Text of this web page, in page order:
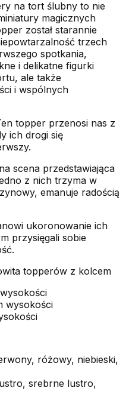
na tort ślubny to nie
magicznych
został starannie
trzech
spotkania,
i delikatne figurki
ale także
i wspólnych
topper przenosi nas z
ich drogi się
scena przedstawiająca
z nich trzyma w
emanuje radością
ukoronowanie ich
przysięgali sobie
topperów z kolcem
wysokości
różowy, niebieski,
srebrne lustro,